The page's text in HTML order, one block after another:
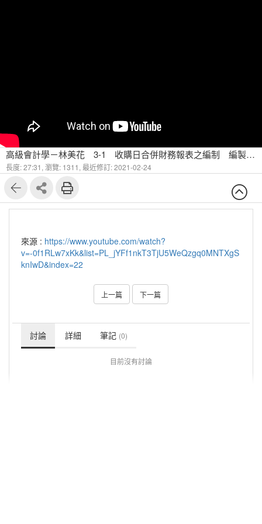
高級會計學－林美花 3-1 收購日合併財務報表之編制 編製合併財務報表之基本觀念及控制能力
長度: 27:31, 瀏覽: 1311, 最近修訂: 2021-02-24
來源 : https://www.youtube.com/watch?
v=-0f1RLw7xKk&list=PL_jYFf1nkT3TjU5WeQzgq0MNTXgS
knIwD&index=22
上一篇 下一篇
討論 詳細 筆記 (0)
目前沒有討論